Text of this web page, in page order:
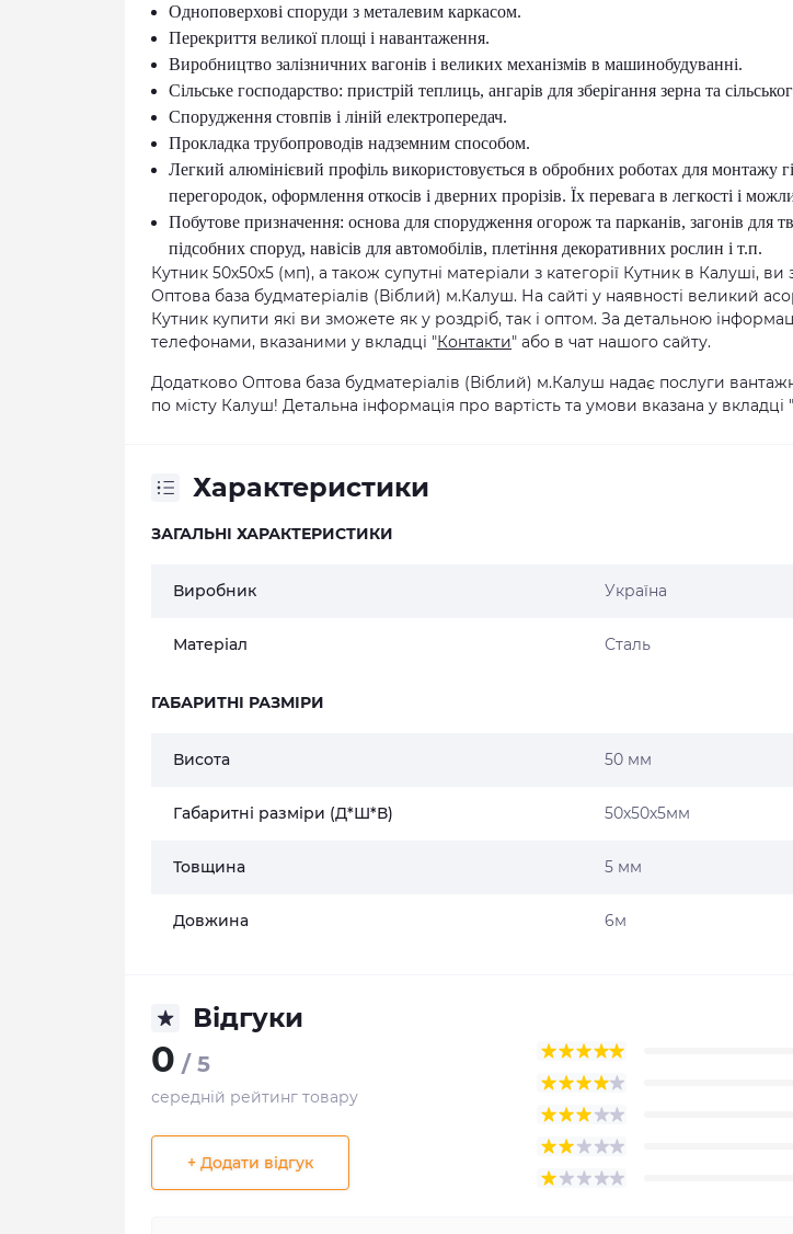
Одноповерхові споруди з металевим каркасом.
Перекриття великої площі і навантаження.
Виробництво залізничних вагонів і великих механізмів в машинобудуванні.
Сільське господарство: пристрій теплиць, ангарів для зберігання зерна та
Спорудження стовпів і ліній електропередач.
Прокладка трубопроводів надземним способом.
Легкий алюмінієвий профіль використовується в обробних роботах для монтажу
перегородок, оформлення откосів і дверних прорізів. Їх перевага в легкості і
Побутове призначення: основа для спорудження огорож та парканів, загонів для
підсобних споруд, навісів для автомобілів, плетіння декоративних рослин і т.п.
Кутник 50х50х5 (мп), а також супутні матеріали з категорії Кутник в Калуші,
Оптова база будматеріалів (Віблий) м.Калуш. На сайті у наявності великий
Кутник купити які ви зможете як у роздріб, так і оптом. За детальною
телефонами, вказаними у вкладці "Контакти" або в чат нашого сайту.
Додатково Оптова база будматеріалів (Віблий) м.Калуш надає послуги
по місту Калуш! Детальна інформація про вартість та умови вказана у вкладці "
Характеристики
ЗАГАЛЬНІ ХАРАКТЕРИСТИКИ
Виробник Україна
Матеріал Сталь
ГАБАРИТНІ РАЗМІРИ
Висота 50 мм
Габаритні разміри (Д*Ш*В) 50х50х5мм
Товщина 5 мм
Довжина 6м
Відгуки
0 / 5
середній рейтинг товару
+ Додати відгук